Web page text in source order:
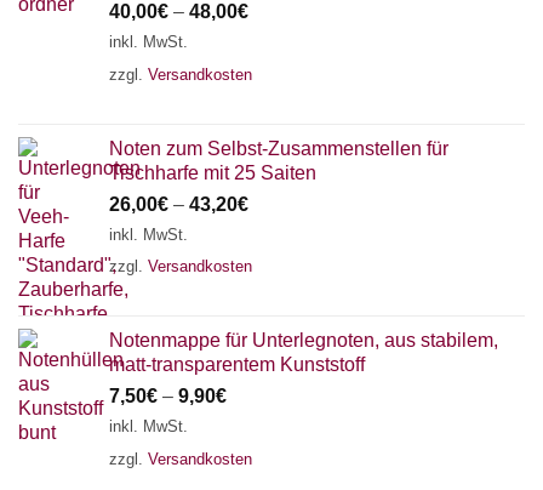
40,00€ – 48,00€
inkl. MwSt.
zzgl. Versandkosten
Noten zum Selbst-Zusammenstellen für
Tischharfe mit 25 Saiten
26,00€ – 43,20€
inkl. MwSt.
zzgl. Versandkosten
Notenmappe für Unterlegnoten, aus stabilem,
matt-transparentem Kunststoff
7,50€ – 9,90€
inkl. MwSt.
zzgl. Versandkosten